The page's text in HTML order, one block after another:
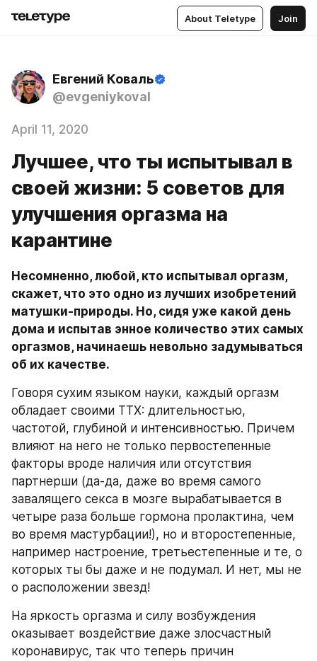
About Teletype Join
Евгений Коваль
@evgeniykoval
April 11, 2020
Лучшее, что ты испытывал в
своей жизни: 5 советов для
улучшения оргазма на
карантине
Несомненно, любой, кто испытывал оргазм,
скажет, что это одно из лучших изобретений
матушки-природы. Но, сидя уже какой день
дома и испытав энное количество этих самых
оргазмов, начинаешь невольно задумываться
об их качестве.
Говоря сухим языком науки, каждый оргазм
обладает своими ТТХ: длительностью,
частотой, глубиной и интенсивностью. Причем
влияют на него не только первостепенные
факторы вроде наличия или отсутствия
партнерши (да-да, даже во время самого
завалящего секса в мозге вырабатывается в
четыре раза больше гормона пролактина, чем
во время мастурбации!), но и второстепенные,
например настроение, третьестепенные и те, о
которых ты бы даже и не подумал. И нет, мы не
о расположении звезд!
На яркость оргазма и силу возбуждения
оказывает воздействие даже злосчастный
коронавирус, так что теперь причин